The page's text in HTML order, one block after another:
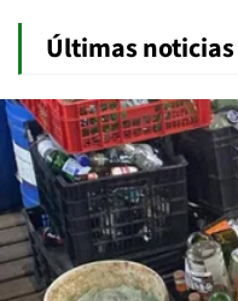
Últimas noticias